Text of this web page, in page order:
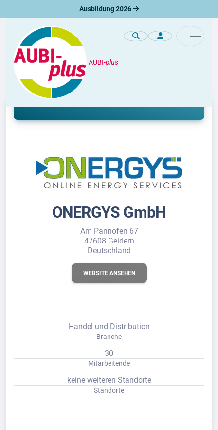
Ausbildung 2026
AUBI-plus
Unternehmen
Mit Energie in deine Zukunft
ONERGYS GmbH
Am Pannofen 67
47608 Geldern
Deutschland
WEBSITE ANSEHEN
Handel und Distribution
Branche
30
Mitarbeitende
keine weiteren Standorte
Standorte